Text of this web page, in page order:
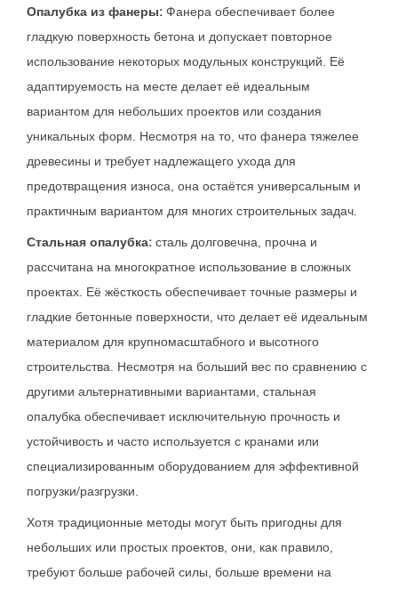
Опалубка из фанеры: Фанера обеспечивает более
гладкую поверхность бетона и допускает повторное
использование некоторых модульных конструкций. Её
адаптируемость на месте делает её идеальным
вариантом для небольших проектов или создания
уникальных форм. Несмотря на то, что фанера тяжелее
древесины и требует надлежащего ухода для
предотвращения износа, она остаётся универсальным и
практичным вариантом для многих строительных задач.
Стальная опалубка: сталь долговечна, прочна и
рассчитана на многократное использование в сложных
проектах. Её жёсткость обеспечивает точные размеры и
гладкие бетонные поверхности, что делает её идеальным
материалом для крупномасштабного и высотного
строительства. Несмотря на больший вес по сравнению с
другими альтернативными вариантами, стальная
опалубка обеспечивает исключительную прочность и
устойчивость и часто используется с кранами или
специализированным оборудованием для эффективной
погрузки/разгрузки.
Хотя традиционные методы могут быть пригодны для
небольших или простых проектов, они, как правило,
требуют больше рабочей силы, больше времени на